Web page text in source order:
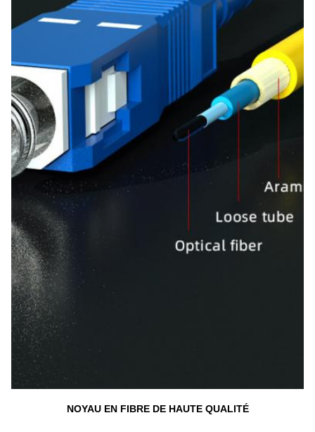
NOYAU EN FIBRE DE HAUTE QUALITÉ